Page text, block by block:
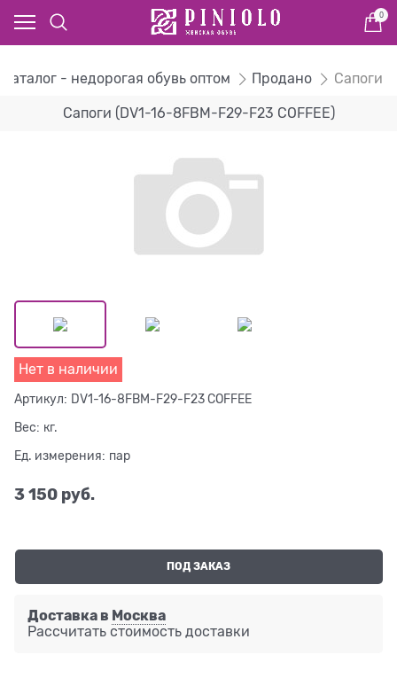
0
Каталог - недорогая обувь оптом Продано Сапоги
Сапоги (DV1-16-8FBM-F29-F23 COFFEE)
Нет в наличии
Артикул: DV1-16-8FBM-F29-F23 COFFEE
Вес: кг.
Ед. измерения: пар
3 150 руб.
ПОД ЗАКАЗ
Доставка в Москва
Рассчитать стоимость доставки